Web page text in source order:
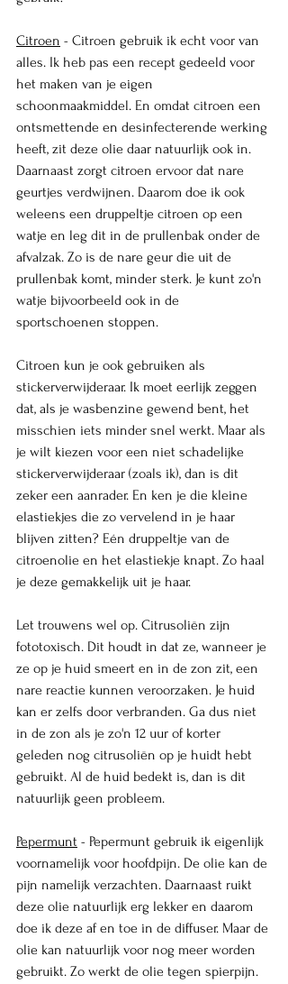
Citroen - Citroen gebruik ik echt voor van
alles. Ik heb pas een recept gedeeld voor
het maken van je eigen
schoonmaakmiddel. En omdat citroen een
ontsmettende en desinfecterende werking
heeft, zit deze olie daar natuurlijk ook in.
Daarnaast zorgt citroen ervoor dat nare
geurtjes verdwijnen. Daarom doe ik ook
weleens een druppeltje citroen op een
watje en leg dit in de prullenbak onder de
afvalzak. Zo is de nare geur die uit de
prullenbak komt, minder sterk. Je kunt zo'n
watje bijvoorbeeld ook in de
sportschoenen stoppen.
Citroen kun je ook gebruiken als
stickerverwijderaar. Ik moet eerlijk zeggen
dat, als je wasbenzine gewend bent, het
misschien iets minder snel werkt. Maar als
je wilt kiezen voor een niet schadelijke
stickerverwijderaar (zoals ik), dan is dit
zeker een aanrader. En ken je die kleine
elastiekjes die zo vervelend in je haar
blijven zitten? Eén druppeltje van de
citroenolie en het elastiekje knapt. Zo haal
je deze gemakkelijk uit je haar.
Let trouwens wel op. Citrusoliën zijn
fototoxisch. Dit houdt in dat ze, wanneer je
ze op je huid smeert en in de zon zit, een
nare reactie kunnen veroorzaken. Je huid
kan er zelfs door verbranden. Ga dus niet
in de zon als je zo'n 12 uur of korter
geleden nog citrusoliën op je huidt hebt
gebruikt. Al de huid bedekt is, dan is dit
natuurlijk geen probleem.
Pepermunt - Pepermunt gebruik ik eigenlijk
voornamelijk voor hoofdpijn. De olie kan de
pijn namelijk verzachten. Daarnaast ruikt
deze olie natuurlijk erg lekker en daarom
doe ik deze af en toe in de diffuser. Maar de
olie kan natuurlijk voor nog meer worden
gebruikt. Zo werkt de olie tegen spierpijn.